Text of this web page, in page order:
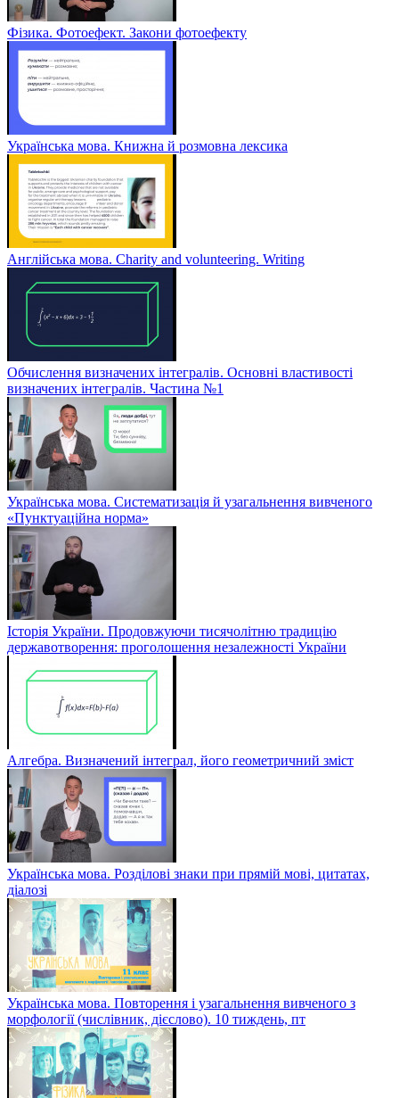
Фізика. Фотоефект. Закони фотоефекту
Українська мова. Книжна й розмовна лексика
Англійська мова. Charity and volunteering. Writing
Обчислення визначених інтегралів. Основні властивості
визначених інтегралів. Частина №1
Українська мова. Систематизація й узагальнення вивченого
«Пунктуаційна норма»
Історія України. Продовжуючи тисячолітню традицію
державотворення: проголошення незалежності України
Алгебра. Визначений інтеграл, його геометричний зміст
Українська мова. Розділові знаки при прямій мові, цитатах,
діалозі
Українська мова. Повторення і узагальнення вивченого з
морфології (числівник, дієслово). 10 тиждень, пт